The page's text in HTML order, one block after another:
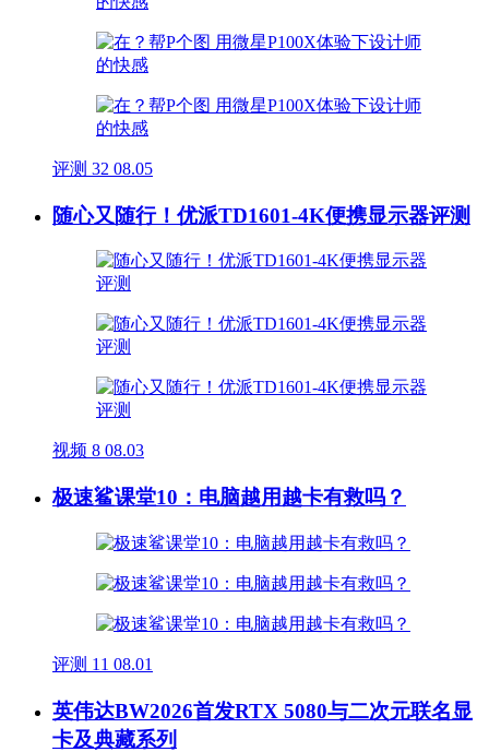
评测 32 08.05
随心又随行！优派TD1601-4K便携显示器评测
视频 8 08.03
极速鲨课堂10：电脑越用越卡有救吗？
评测 11 08.01
英伟达BW2026首发RTX 5080与二次元联名显
卡及典藏系列